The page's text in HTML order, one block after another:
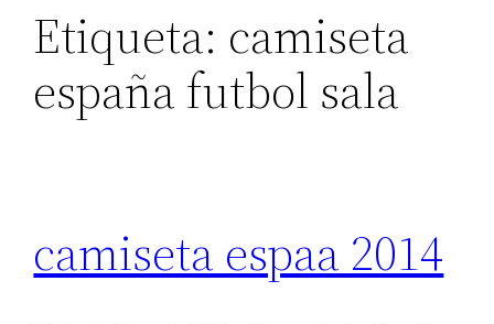
Etiqueta: camiseta
españa futbol sala
camiseta espaa 2014